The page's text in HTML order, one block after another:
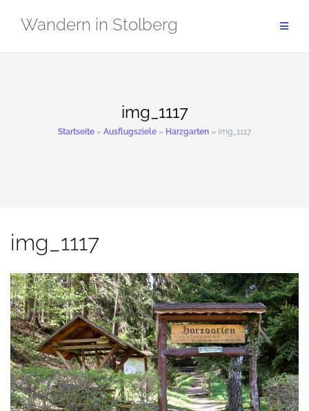
InhaltWandern in Stolberg
img_1117
Startseite » Ausflugsziele » Harzgarten » img_1117
img_1117